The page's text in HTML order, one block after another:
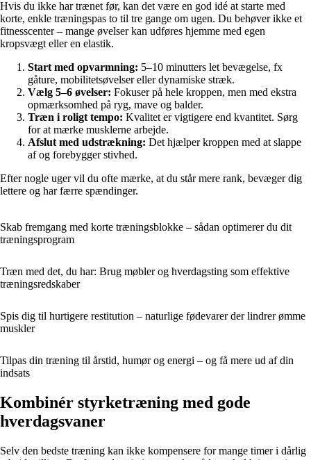
Hvis du ikke har trænet før, kan det være en god idé at starte med
korte, enkle træningspas to til tre gange om ugen. Du behøver ikke et
fitnesscenter – mange øvelser kan udføres hjemme med egen
kropsvægt eller en elastik.
Start med opvarmning: 5–10 minutters let bevægelse, fx
gåture, mobilitetsøvelser eller dynamiske stræk.
Vælg 5–6 øvelser: Fokuser på hele kroppen, men med ekstra
opmærksomhed på ryg, mave og balder.
Træn i roligt tempo: Kvalitet er vigtigere end kvantitet. Sørg
for at mærke musklerne arbejde.
Afslut med udstrækning: Det hjælper kroppen med at slappe
af og forebygger stivhed.
Efter nogle uger vil du ofte mærke, at du står mere rank, bevæger dig
lettere og har færre spændinger.
Skab fremgang med korte træningsblokke – sådan optimerer du dit
træningsprogram
Træn med det, du har: Brug møbler og hverdagsting som effektive
træningsredskaber
Spis dig til hurtigere restitution – naturlige fødevarer der lindrer ømme
muskler
Tilpas din træning til årstid, humør og energi – og få mere ud af din
indsats
Kombinér styrketræning med gode
hverdagsvaner
Selv den bedste træning kan ikke kompensere for mange timer i dårlig